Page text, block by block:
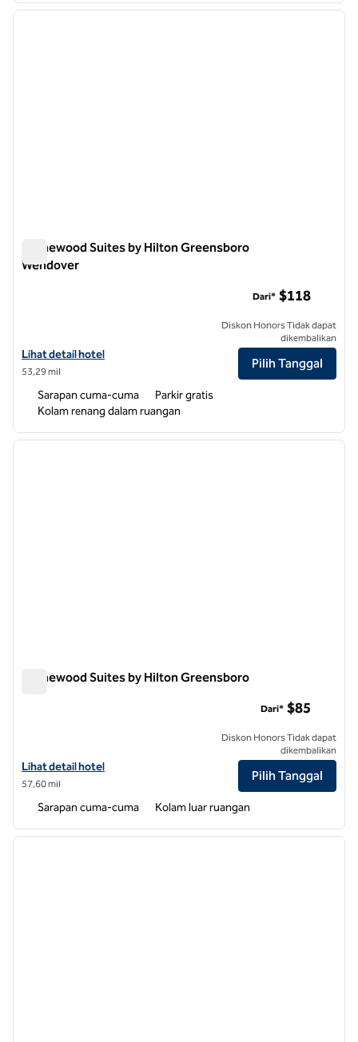
1 dari 12
Homewood Suites by Hilton Greensboro
Wendover
Lihat detail hotel untuk Homewood Suites by Hilton Greensboro
Lihat detail hotel
53,29 mil
Dari* $118
Diskon Honors Tidak dapat
dikembalikan
Pilih Tanggal
Sarapan cuma-cuma
Parkir gratis
Kolam renang dalam ruangan
1 dari 12
Homewood Suites by Hilton Greensboro
Lihat detail hotel untuk Homewood Suites by Hilton Greensboro
Lihat detail hotel
57,60 mil
Dari* $85
Diskon Honors Tidak dapat
dikembalikan
Pilih Tanggal
Sarapan cuma-cuma Kolam luar ruangan
1 dari 12